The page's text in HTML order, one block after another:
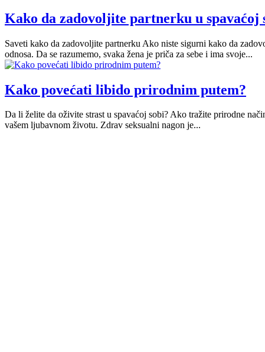
Kako da zadovoljite partnerku u spavaćoj
Saveti kako da zadovoljite partnerku Ako niste sigurni kako da
odnosa. Da se razumemo, svaka žena je priča za sebe i ima svoje...
Kako povećati libido prirodnim putem?
Da li želite da oživite strast u spavaćoj sobi? Ako tražite prirodne
vašem ljubavnom životu. Zdrav seksualni nagon je...